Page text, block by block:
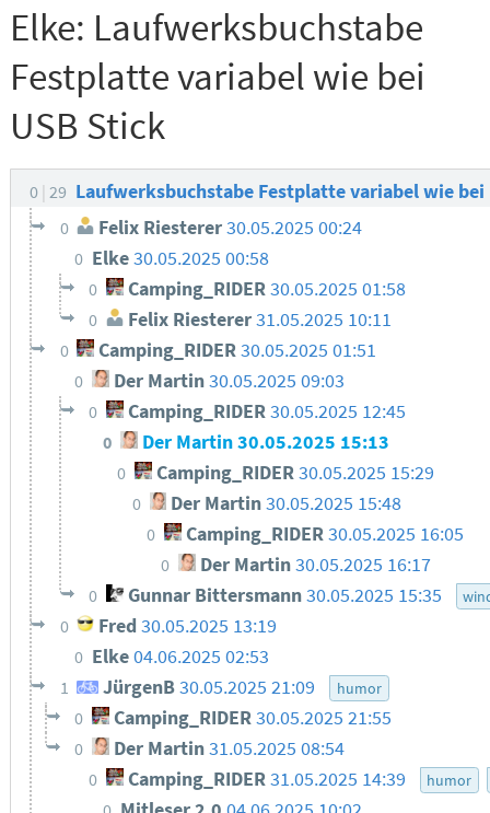
Elke: Laufwerksbuchstabe
Festplatte variabel wie bei
USB Stick
0 29 Laufwerksbuchstabe Festplatte variabel wie
0 Felix Riesterer30.05.2025 00:24
0 Elke30.05.2025 00:58
0 Camping_RIDER30.05.2025 01:58
0 Felix Riesterer31.05.2025 10:11
0 Camping_RIDER30.05.2025 01:51
0 Der Martin 30.05.2025 09:03
0 Camping_RIDER30.05.2025 12:45
0 Der Martin30.05.2025 15:13
0 Camping_RIDER30.05.2025 15:29
0 Der Martin30.05.2025 15:48
0 Camping_RIDER 30.05.2025 16:05
0 Der Martin30.05.2025 16:17
0 Gunnar Bittersmann30.05.2025 15:35
0 Fred 30.05.2025 13:19
0 Elke04.06.2025 02:53
1 JürgenB 30.05.2025 21:09 humor
0 Camping_RIDER 30.05.2025 21:55
0 Der Martin 31.05.2025 08:54
0 Camping_RIDER31.05.2025 14:39 humor